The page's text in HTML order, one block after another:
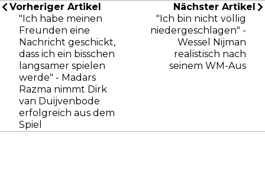
Vorheriger Artikel
"Ich habe meinen
Freunden eine
Nachricht geschickt,
dass ich ein bisschen
langsamer spielen
werde" - Madars
Razma nimmt Dirk
van Duijvenbode
erfolgreich aus dem
Spiel
Nächster Artikel
"Ich bin nicht völlig
niedergeschlagen" -
Wessel Nijman
realistisch nach
seinem WM-Aus